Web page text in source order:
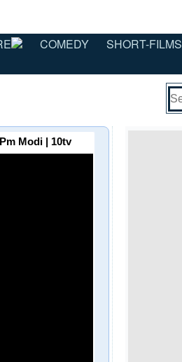
COMEDY SHORT-FILMS
Modi | 10tv